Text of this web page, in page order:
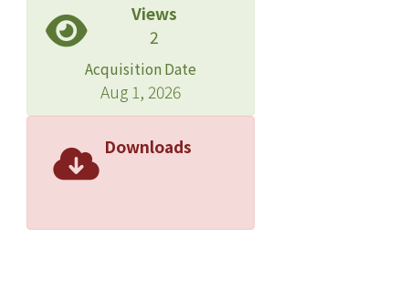
Views
2
Acquisition Date
Aug 1, 2026
Downloads